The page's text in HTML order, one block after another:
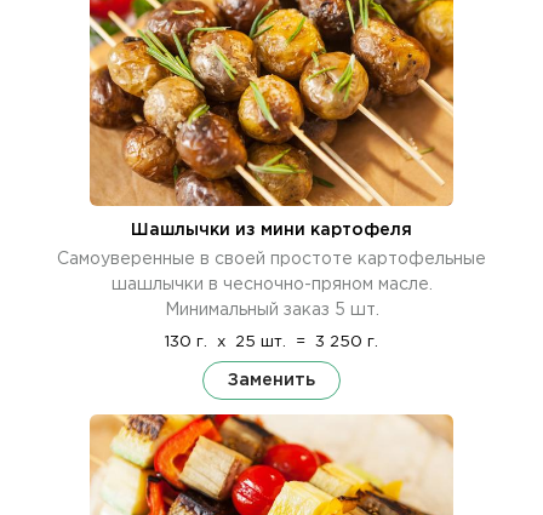
Шашлычки из мини картофеля
Самоуверенные в своей простоте картофельные
шашлычки в чесночно-пряном масле.
Минимальный заказ 5 шт.
130 г. x 25 шт. = 3 250 г.
Заменить